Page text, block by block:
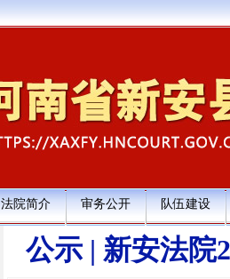
法院简介 审务公开 队伍建设
公示 | 新安法院